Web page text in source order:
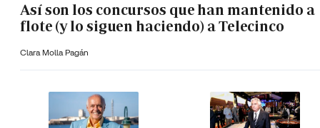
Así son los concursos que han mantenido a
flote (y lo siguen haciendo) a Telecinco
Clara Molla Pagán